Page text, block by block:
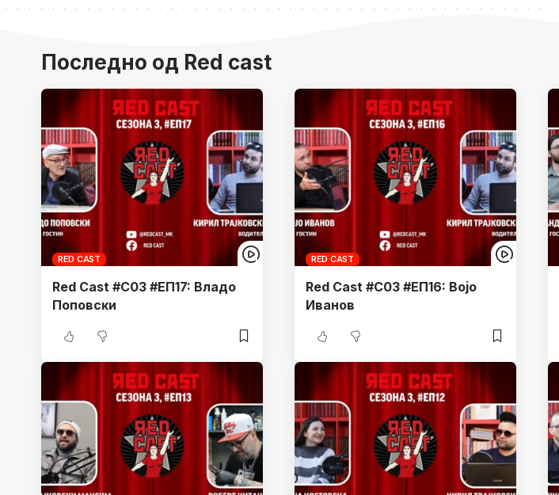
Последно од Red cast
RED CAST
Red Cast #С03 #ЕП17: Владо
Поповски
RED CAST
Red Cast #С03 #ЕП16: Војо
Иванов